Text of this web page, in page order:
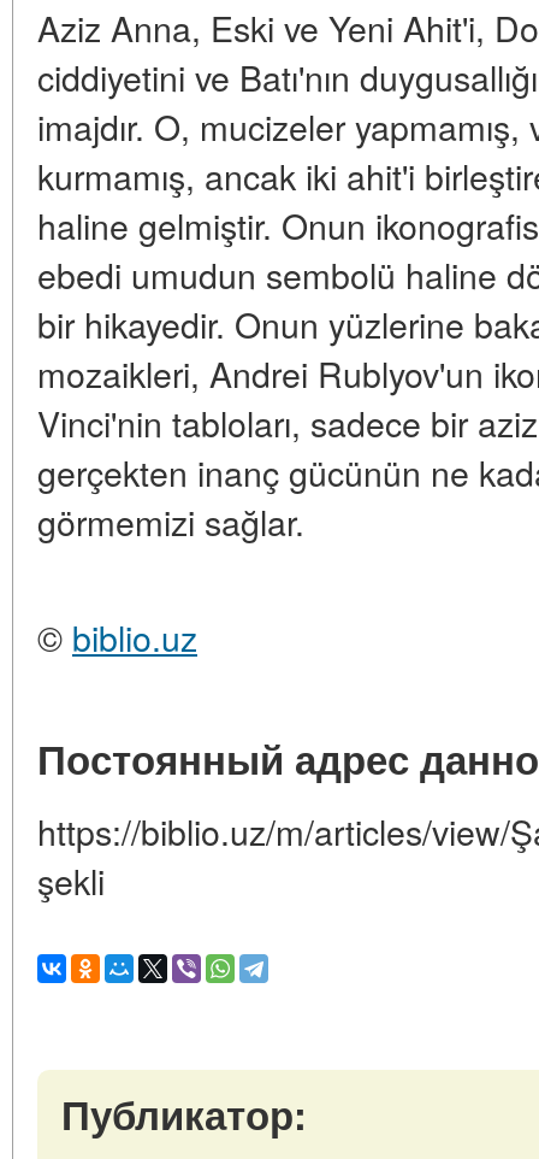
Aziz Anna, Eski ve Yeni Ahit'i,
ciddiyetini ve Batı'nın
imajdır. O, mucizeler
kurmamış, ancak iki ahit'i
haline gelmiştir. Onun
ebedi umudun sembolü haline
bir hikayedir. Onun yüzlerine
mozaikleri, Andrei Rublyov'un
Vinci'nin tabloları, sadece bir
gerçekten inanç gücünün ne
görmemizi sağlar.
© biblio.uz
Постоянный адрес
https://biblio.uz/m/articles/view/
şekli
Публикатор: